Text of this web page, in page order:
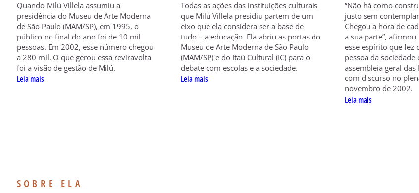
Quando Milú Villela assumiu a
presidência do Museu de Arte Moderna
de São Paulo (MAM/SP), em 1995, o
público no final do ano foi de 10 mil
pessoas. Em 2002, esse número chegou
a 280 mil. O que gerou essa reviravolta
foi a visão de gestão de Milú.
Leia mais
Todas as ações das instituições culturais
que Milú Villela presidiu partem de um
eixo que ela considera ser a base de
tudo – a educação. Ela abriu as portas do
Museu de Arte Moderna de São Paulo
(MAM/SP) e do Itaú Cultural (IC) para o
debate com escolas e a sociedade.
Leia mais
“Não há como
justo sem
Chegou a hora de
a sua parte”, afirmou
esse espírito que fez
pessoa da sociedade
assembleia geral das
com discurso no
novembro de 2002.
Leia mais
SOBRE ELA